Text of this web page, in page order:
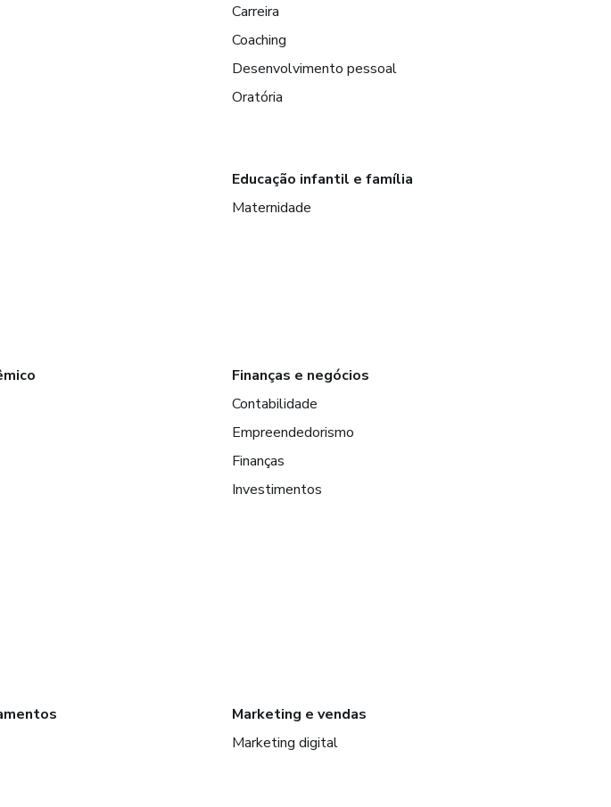
Carreira
Coaching
Desenvolvimento pessoal
Oratória
Educação infantil e família
Maternidade
Finanças e negócios
Contabilidade
Empreendedorismo
Finanças
Investimentos
Marketing e vendas
Marketing digital